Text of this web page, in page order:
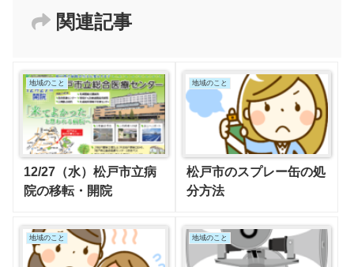
関連記事
地域のこと
12/27（水）松戸市立病
院の移転・開院
地域のこと
松戸市のスプレー缶の処
分方法
地域のこと 地域のこと